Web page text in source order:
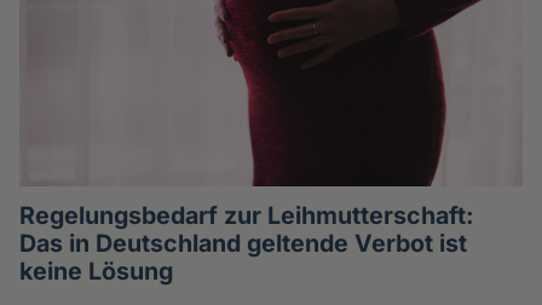
Regelungsbedarf zur Leihmutterschaft:
Das in Deutschland geltende Verbot ist
keine Lösung